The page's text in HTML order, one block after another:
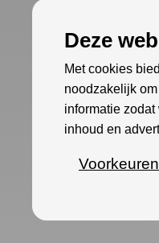
Deze
Met cookies
noodzakelijk
informatie
inhoud en